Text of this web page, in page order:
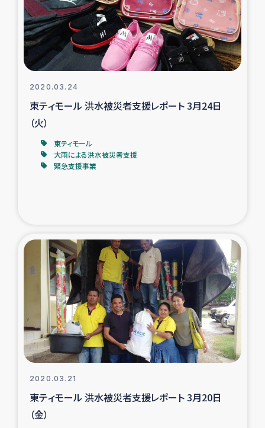
カカオ生産者支援事業
シリア国内避難民・帰還民の生活再建支援
トルコにおけるシリア難民支援事業
インドネシア中部 スラウェシの地震・津波被災者支援
スリランカ ジャフナ県干物事業
スリランカの南北女性をつなぐサリー・リサイクル・プロ
ジェクト
復興支援事業
民際教育事業
ガザ人道支援
2020.03.24
東ティモール 洪水被災者支援レポート 3月24日
（火）
東ティモール
大雨による洪水被災者支援
緊急支援事業
2020.03.21
東ティモール 洪水被災者支援レポート 3月20日
（金）